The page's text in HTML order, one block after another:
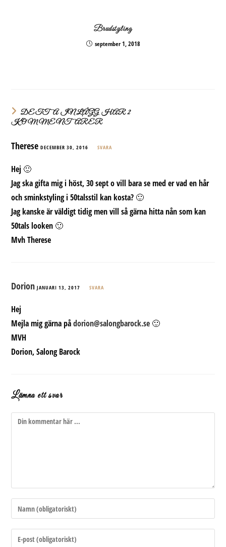
Brudstyling
september 1, 2018
DETTA INLÄGG HAR 2
KOMMENTARER
Therese DECEMBER 30, 2016 SVARA
Hej 🙂
Jag ska gifta mig i höst, 30 sept o vill bara se med er vad en hår
och sminkstyling i 50talsstil kan kosta? 🙂
Jag kanske är väldigt tidig men vill så gärna hitta nån som kan
50tals looken 🙂
Mvh Therese
Dorion JANUARI 13, 2017 SVARA
Hej
Mejla mig gärna pådorion@salongbarock.se 🙂
MVH
Dorion, Salong Barock
Lämna ett svar
Kommentar
Ange
ditt
namn
eller
Ange